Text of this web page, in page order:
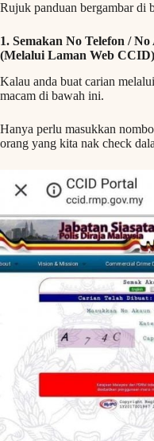
Rujuk panduan bergambar di
1. Semakan No Telefon /
(Melalui Laman Web CCID)
Kalau anda buat carian
macam di bawah ini.
Hanya perlu masukkan
orang yang kita nak check